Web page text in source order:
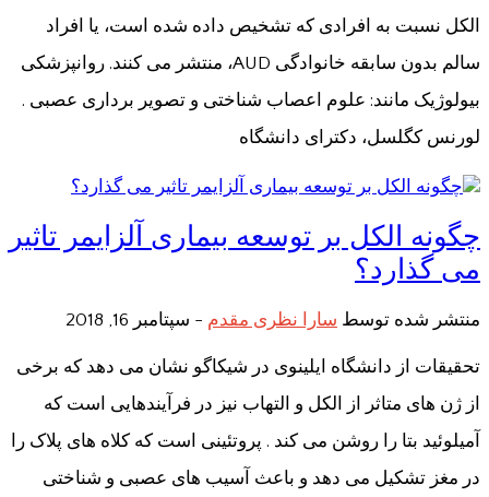
الکل نسبت به افرادی که تشخیص داده شده است، یا افراد
سالم بدون سابقه خانوادگی AUD، منتشر می کنند. روانپزشکی
بیولوژیک مانند: علوم اعصاب شناختی و تصویر برداری عصبی .
لورنس کگلسل، دکترای دانشگاه
چگونه الکل بر توسعه بیماری آلزایمر تاثیر
می گذارد؟
منتشر شده توسط سارا نظری مقدم - سپتامبر 16, 2018
تحقیقات از دانشگاه ایلینوی در شیکاگو نشان می دهد که برخی
از ژن های متاثر از الکل و التهاب نیز در فرآیندهایی است که
آمیلوئید بتا را روشن می کند . پروتئینی است که کلاه های پلاک را
در مغز تشکیل می دهد و باعث آسیب های عصبی و شناختی